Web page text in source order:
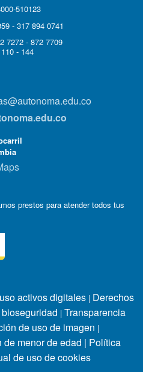
510123
- 317 894 0741
7272 - 872 7709
- 144
prestos para atender todos tus
activos digitales | Derechos
| Transparencia
de uso de imagen |
menor de edad | Política
de uso de cookies